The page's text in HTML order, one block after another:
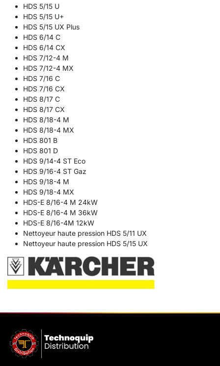
HDS 5/15 U
HDS 5/15 U+
HDS 5/15 UX Plus
HDS 6/14 C
HDS 6/14 CX
HDS 7/12-4 M
HDS 7/12-4 MX
HDS 7/16 C
HDS 7/16 CX
HDS 8/17 C
HDS 8/17 CX
HDS 8/18-4 M
HDS 8/18-4 MX
HDS 801 B
HDS 801 D
HDS 9/14-4 ST Eco
HDS 9/16-4 ST Gaz
HDS 9/18-4 M
HDS 9/18-4 MX
HDS-E 8/16-4 M 24kW
HDS-E 8/16-4 M 36kW
HDS-E 8/16-4M 12kW
Nettoyeur haute pression HDS 5/11 UX
Nettoyeur haute pression HDS 5/15 UX